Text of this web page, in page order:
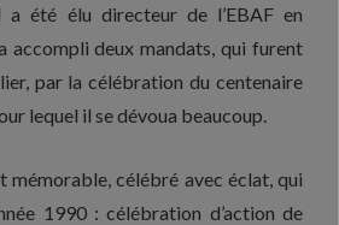
a été élu directeur de l’EBAF en
accompli deux mandats, qui furent
par la célébration du centenaire
lequel il se dévoua beaucoup.
mémorable, célébré avec éclat, qui
1990 : célébration d’action de